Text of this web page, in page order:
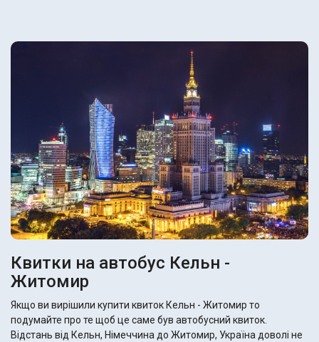
Квитки на автобус Кельн -
Житомир
Якщо ви вирішили купити квиток Кельн - Житомир то
подумайте про те щоб це саме був автобусний квиток.
Відстань від Кельн, Німеччина до Житомир, Україна доволі не